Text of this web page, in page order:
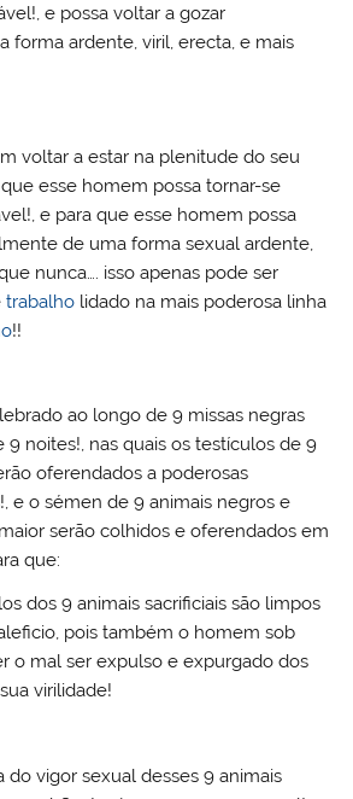
e possa voltar a gozar
forma ardente, viril, erecta, e mais
voltar a estar na plenitude do seu
esse homem possa tornar-se
e para que esse homem possa
de uma forma sexual ardente,
nunca…. isso apenas pode ser
trabalho lidado na mais poderosa linha
!!
ao longo de 9 missas negras
9 noites!, nas quais os testículos de 9
oferendados a poderosas
e o sémen de 9 animais negros e
serão colhidos e oferendados em
que:
dos 9 animais sacrificiais são limpos
pois também o homem sob
o mal ser expulso e expurgado dos
virilidade!
do vigor sexual desses 9 animais